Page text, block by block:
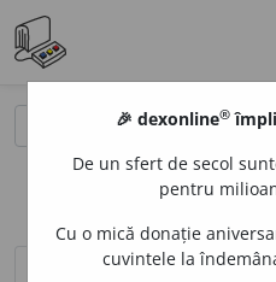
definiții (1)
🎉 dexonline®
De un sfert de secol
pentru
Cu o mică donație
cuvintele la